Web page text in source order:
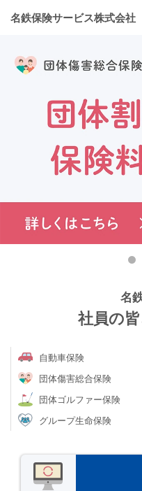
名鉄保険サービス株式会社
名
社員の
自動車保険
団体傷害総合保険
団体ゴルファー保険
グループ生命保険